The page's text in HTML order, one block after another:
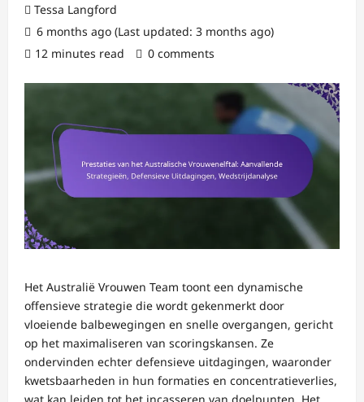
Tessa Langford
6 months ago (Last updated: 3 months ago)
12 minutes read
0 comments
Het Australië Vrouwen Team toont een dynamische
offensieve strategie die wordt gekenmerkt door
vloeiende balbewegingen en snelle overgangen, gericht
op het maximaliseren van scoringskansen. Ze
ondervinden echter defensieve uitdagingen, waaronder
kwetsbaarheden in hun formaties en concentratieverlies,
wat kan leiden tot het incasseren van doelpunten. Het